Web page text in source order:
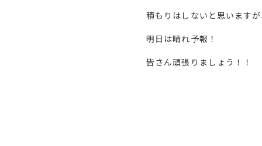
積もりはしないと思います
明日は晴れ予報！
皆さん頑張りましょう！！